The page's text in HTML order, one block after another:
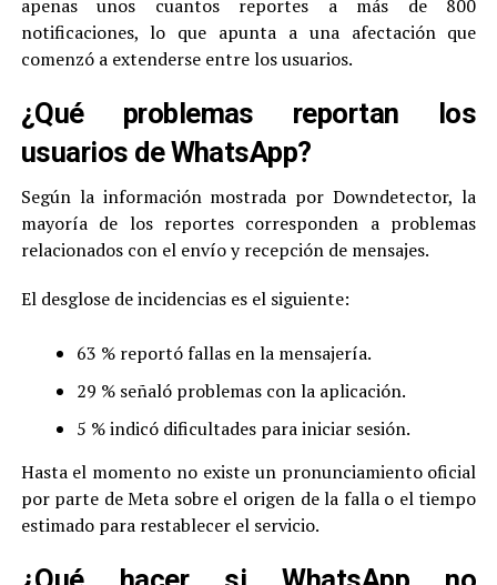
apenas unos cuantos reportes a más de 800
notificaciones, lo que apunta a una afectación que
comenzó a extenderse entre los usuarios.
¿Qué problemas reportan los
usuarios de WhatsApp?
Según la información mostrada por Downdetector, la
mayoría de los reportes corresponden a problemas
relacionados con el envío y recepción de mensajes.
El desglose de incidencias es el siguiente:
63 % reportó fallas en la mensajería.
29 % señaló problemas con la aplicación.
5 % indicó dificultades para iniciar sesión.
Hasta el momento no existe un pronunciamiento oficial
por parte de Meta sobre el origen de la falla o el tiempo
estimado para restablecer el servicio.